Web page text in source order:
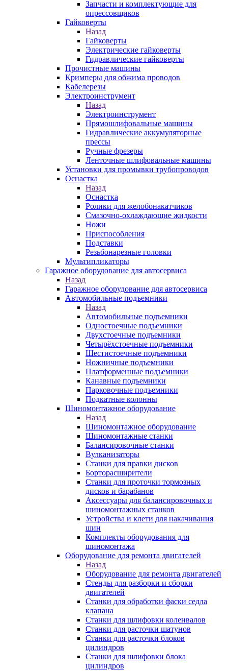
Запчасти и комплектующие для
опрессовщиков
Гайковерты
Назад
Гайковерты
Электрические гайковерты
Гидравлические гайковерты
Прочистные машины
Кримперы для обжима проводов
Кабелерезы
Электроинструмент
Назад
Электроинструмент
Прямошлифовальные машины
Гидравлические аккумуляторные
прессы
Ручные фрезеры
Ленточные шлифовальные машины
Установки для промывки трубопроводов
Оснастка
Назад
Оснастка
Ролики для желобонакатчиков
Смазочно-охлаждающие жидкости
Ножи
Приспособления
Подставки
Резьбонарезные головки
Мультипликаторы
Гаражное оборудование для автосервиса
Назад
Гаражное оборудование для автосервиса
Автомобильные подъемники
Назад
Автомобильные подъемники
Одностоечные подъемники
Двухстоечные подъемники
Четырёхстоечные подъемники
Шестистоечные подъемники
Ножничные подъемники
Платформенные подъемники
Канавные подъемники
Парковочные подъемники
Подкатные колонны
Шиномонтажное оборудование
Назад
Шиномонтажное оборудование
Шиномонтажные станки
Балансировочные станки
Вулканизаторы
Станки для правки дисков
Борторасширители
Станки для проточки тормозных
дисков и барабанов
Аксессуары для балансировочных и
шиномонтажных станков
Устройства и клети для накачивания
шин
Комплекты оборудования для
шиномонтажа
Оборудование для ремонта двигателей
Назад
Оборудование для ремонта двигателей
Стенды для разборки и сборки
двигателей
Станки для обработки фаски седла
клапана
Станки для шлифовки коленвалов
Станки для расточки шатунов
Станки для расточки блоков
цилиндров
Станки для шлифовки блока
цилиндров